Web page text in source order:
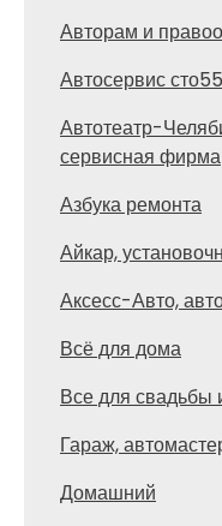
Авторам и
Автосервис сто55
Автотеатр-
сервисная фирма
Азбука ремонта
Айкар,
Аксесс-Авто,
Всё для дома
Все для свадьбы
Гараж,
Домашний